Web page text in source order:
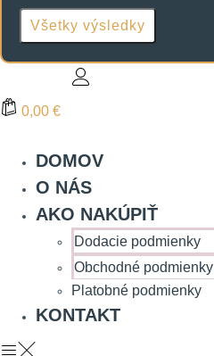
Všetky výsledky
0,00 €
DOMOV
O NÁS
AKO NAKÚPIŤ
Dodacie podmienky
Obchodné podmienky
Platobné podmienky
KONTAKT